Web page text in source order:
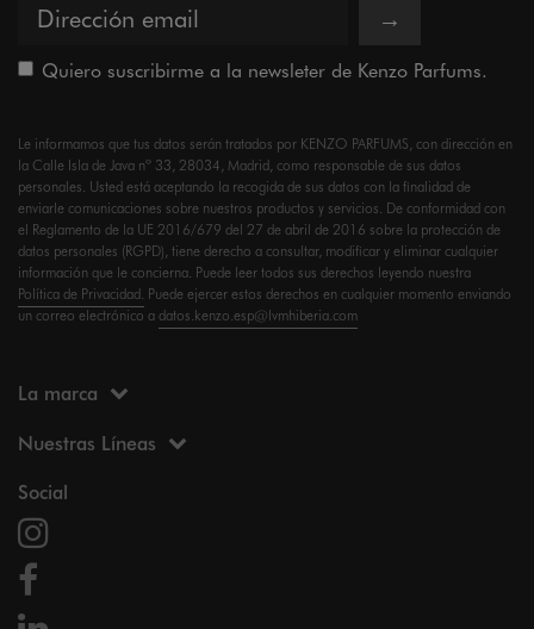
→
Quiero suscribirme a la newsleter de Kenzo Parfums.
Le informamos que tus datos serán tratados por KENZO PARFUMS, con dirección en
la Calle Isla de Java nº 33, 28034, Madrid, como responsable de sus datos
personales. Usted está aceptando la recogida de sus datos con la finalidad de
enviarle comunicaciones sobre nuestros productos y servicios. De conformidad con
el Reglamento de la UE 2016/679 del 27 de abril de 2016 sobre la protección de
datos personales (RGPD), tiene derecho a consultar, modificar y eliminar cualquier
información que le concierna. Puede leer todos sus derechos leyendo nuestra
Política de Privacidad. Puede ejercer estos derechos en cualquier momento enviando
un correo electrónico adatos.kenzo.esp@lvmhiberia.com
La marca
Nuestras Líneas
Social